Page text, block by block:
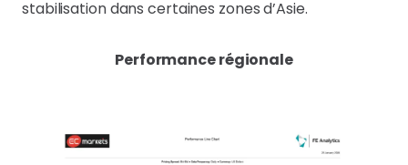
stabilisation dans certaines zones d’Asie.
Performance régionale